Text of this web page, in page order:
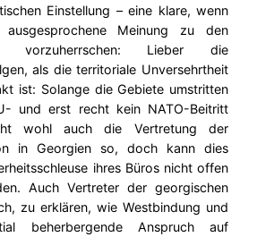
Einstellung – eine klare, wenn
Meinung zu den
vorzuherrschen: Lieber die
als die territoriale Unversehrtheit
ist: Solange die Gebiete umstritten
und erst recht kein NATO-Beitritt
wohl auch die Vertretung der
in Georgien so, doch kann dies
ihres Büros nicht offen
Auch Vertreter der georgischen
zu erklären, wie Westbindung und
beherbergende Anspruch auf